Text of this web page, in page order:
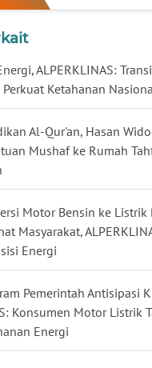
ALPERKLINAS:
Ketahanan
Al-Qur'an, Hasan
Mushaf ke Rumah
Motor Bensin ke Listrik
Masyarakat,
Energi
Pemerintah Antisipasi
Konsumen Motor Listrik
Energi